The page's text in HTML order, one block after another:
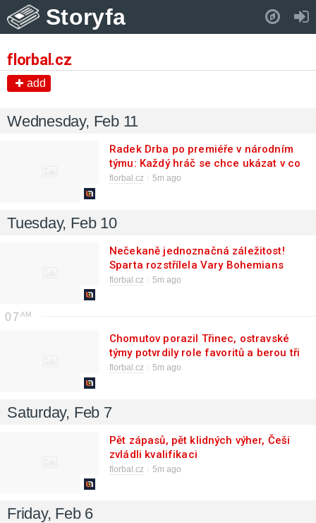
Storyfa
florbal.cz
add
Wednesday, Feb 11
Radek Drba po premiéře v národním
týmu: Každý hráč se chce ukázat v co
nejlepším světle
florbal.cz 5m ago
Tuesday, Feb 10
Nečekaně jednoznačná záležitost!
Sparta rozstřílela Vary Bohemians
florbal.cz 5m ago
07
Chomutov porazil Třinec, ostravské
týmy potvrdily role favoritů a berou tři
body
florbal.cz 5m ago
Saturday, Feb 7
Pět zápasů, pět klidných výher, Češi
zvládli kvalifikaci
florbal.cz 5m ago
Friday, Feb 6
Pull down to refresh..